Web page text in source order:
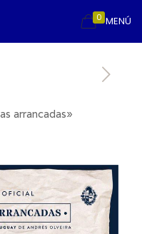
MENÚ
0
arrancadas»